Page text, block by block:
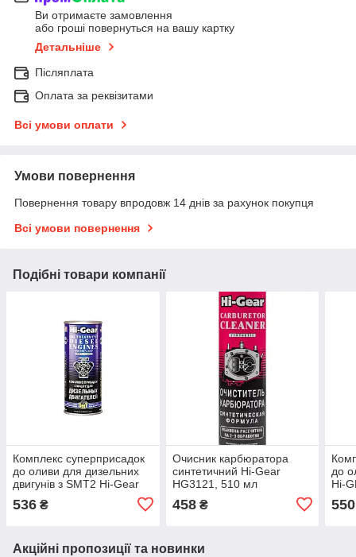
Ви отримаєте замовлення
або гроші повернуться на вашу картку
Детальніше
Післяплата
Оплата за реквізитами
Всі умови оплати
Умови повернення
Повернення товару впродовж 14 днів за рахунок покупця
Всі умови повернення
Подібні товари компанії
Комплекс суперприсадок
до оливи для дизельних
двигунів з SMT2 Hi-Gear
536 ₴
Очисник карбюратора
синтетичний Hi-Gear
HG3121, 510 мл
458₴
до
Hi-
550
Акційні пропозиції та новинки